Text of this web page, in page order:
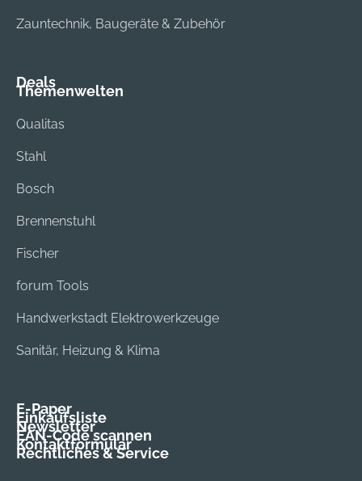
Zauntechnik, Baugeräte & Zubehör
Deals
Themenwelten
Qualitas
Stahl
Bosch
Brennenstuhl
Fischer
forum Tools
Handwerkstadt Elektrowerkzeuge
Sanitär, Heizung & Klima
E-Paper
Einkaufsliste
Newsletter
EAN-Code scannen
Kontaktformular
Rechtliches & Service